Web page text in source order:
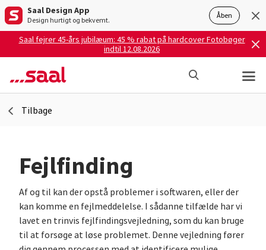
Saal Design App
Design hurtigt og bekvemt. Åben
Saal fejrer 45-års jubilæum: 45 % rabat på hardcover Fotobøger
indtil 12.08.2026
Tilbage
Fejlfinding
Af og til kan der opstå problemer i softwaren, eller der
kan komme en fejlmeddelelse. I sådanne tilfælde har vi
lavet en trinvis fejlfindingsvejledning, som du kan bruge
til at forsøge at løse problemet. Denne vejledning fører